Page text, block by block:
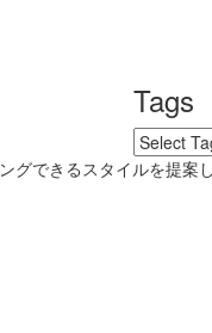
Tags
できるスタイルを提案し